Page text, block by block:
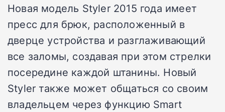
Новая модель Styler 2015 года имеет
пресс для брюк, расположенный в
дверце устройства и разглаживающий
все заломы, создавая при этом стрелки
посередине каждой штанины. Новый
Styler также может общаться со своим
владельцем через функцию Smart